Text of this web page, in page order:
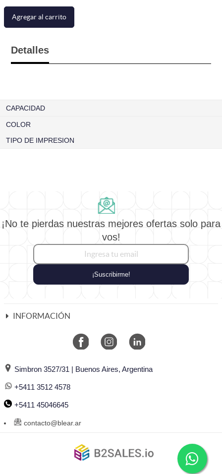
Agregar al carrito
Detalles
CAPACIDAD
COLOR
TIPO DE IMPRESION
¡No te pierdas nuestras mejores ofertas solo para
vos!
¡Suscribirme!
INFORMACIÓN
Simbron 3527/31 | Buenos Aires, Argentina
+5411 3512 4578
+5411 45046645
contacto@blear.ar